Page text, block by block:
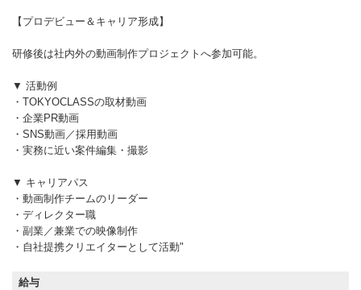
【プロデビュー＆キャリア形成】
研修後は社内外の動画制作プロジェクトへ参加可能。
▼ 活動例
・TOKYOCLASSの取材動画
・企業PR動画
・SNS動画／採用動画
・実務に近い案件編集・撮影
▼ キャリアパス
・動画制作チームのリーダー
・ディレクター職
・副業／兼業での映像制作
・自社提携クリエイターとして活動"
給与